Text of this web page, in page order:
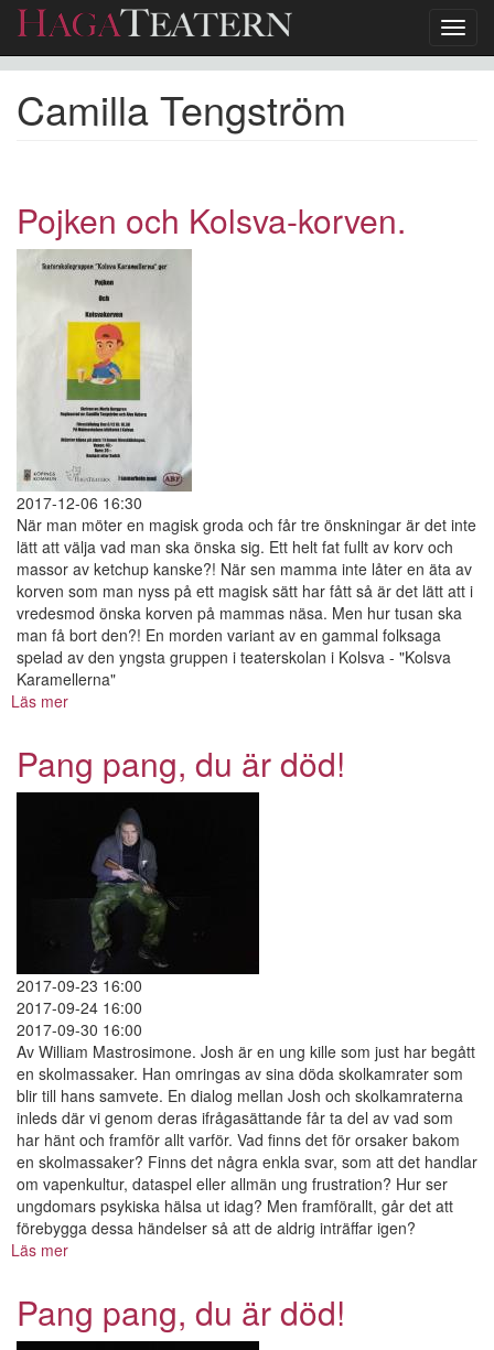
huvudinnehåll
Camilla Tengström
Pojken och Kolsva-korven.
2017-12-06 16:30
När man möter en magisk groda och får tre önskningar är det inte
lätt att välja vad man ska önska sig. Ett helt fat fullt av korv och
massor av ketchup kanske?! När sen mamma inte låter en äta av
korven som man nyss på ett magisk sätt har fått så är det lätt att i
vredesmod önska korven på mammas näsa. Men hur tusan ska
man få bort den?! En morden variant av en gammal folksaga
spelad av den yngsta gruppen i teaterskolan i Kolsva - "Kolsva
Karamellerna"
Läs mer
Kolsva-
korven.
Pang pang, du är död!
2017-09-23 16:00
2017-09-24 16:00
2017-09-30 16:00
Av William Mastrosimone. Josh är en ung kille som just har begått
en skolmassaker. Han omringas av sina döda skolkamrater som
blir till hans samvete. En dialog mellan Josh och skolkamraterna
inleds där vi genom deras ifrågasättande får ta del av vad som
har hänt och framför allt varför. Vad finns det för orsaker bakom
en skolmassaker? Finns det några enkla svar, som att det handlar
om vapenkultur, dataspel eller allmän ung frustration? Hur ser
ungdomars psykiska hälsa ut idag? Men framförallt, går det att
förebygga dessa händelser så att de aldrig inträffar igen?
Läs mer
du
är
Pang pang, du är död!